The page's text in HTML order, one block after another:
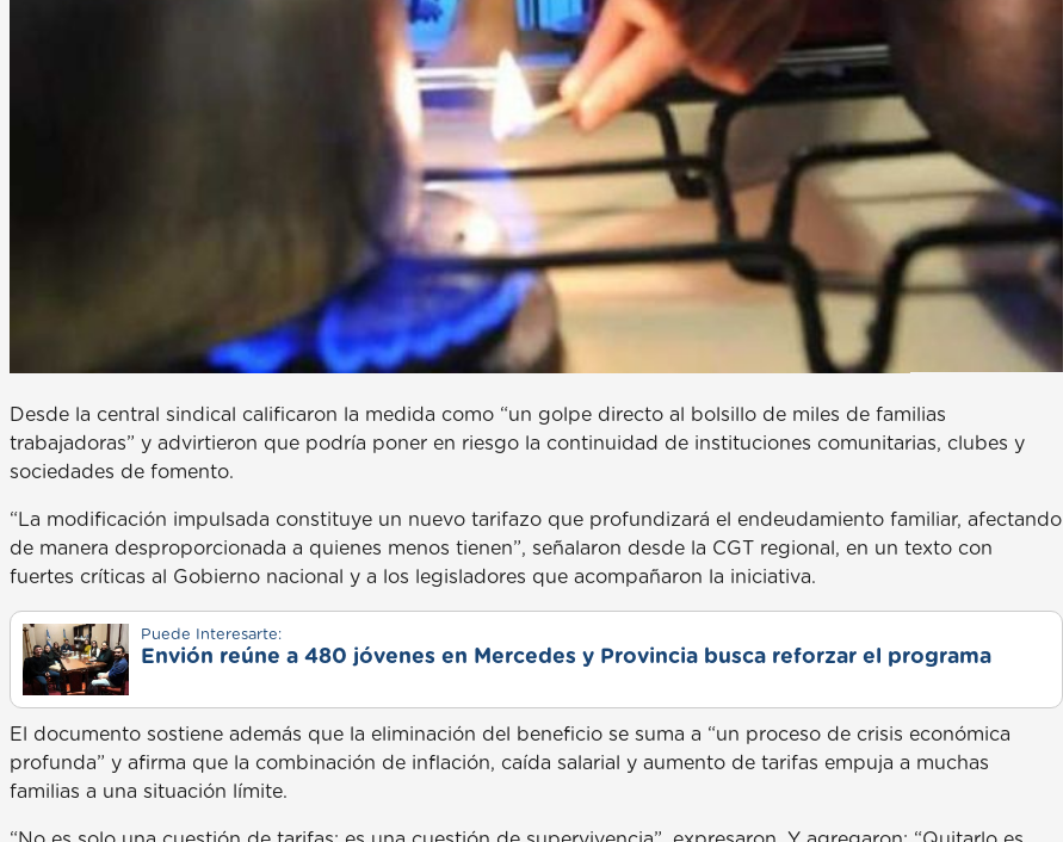
Desde la central sindical calificaron la medida como “un golpe directo al bolsillo de miles de familias
trabajadoras” y advirtieron que podría poner en riesgo la continuidad de instituciones comunitarias, clubes y
sociedades de fomento.
“La modificación impulsada constituye un nuevo tarifazo que profundizará el endeudamiento familiar, afectando
de manera desproporcionada a quienes menos tienen”, señalaron desde la CGT regional, en un texto con
fuertes críticas al Gobierno nacional y a los legisladores que acompañaron la iniciativa.
Puede Interesarte:
Envión reúne a 480 jóvenes en Mercedes y Provincia busca reforzar el programa
El documento sostiene además que la eliminación del beneficio se suma a “un proceso de crisis económica
profunda” y afirma que la combinación de inflación, caída salarial y aumento de tarifas empuja a muchas
familias a una situación límite.